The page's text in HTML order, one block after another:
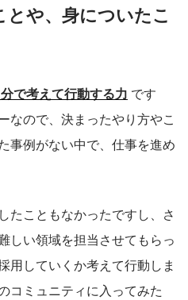
や、身についたこ
で考えて行動する力 です
なので、決まったやり方やこ
事例がない中で、仕事を進め
たこともなかったですし、さ
しい領域を担当させてもらっ
用していくか考えて行動しま
コミュニティに入ってみた